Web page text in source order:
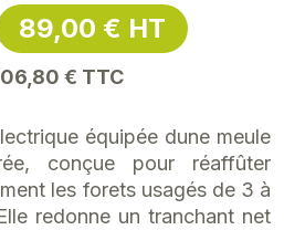
89,00 € HT
€ TTC
équipée dune meule
conçue pour réaffûter
les forets usagés de 3 à
redonne un tranchant net